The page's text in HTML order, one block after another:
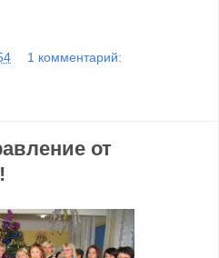
1 комментарий:
от